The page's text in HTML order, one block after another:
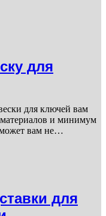
для
для ключей вам
материалов и минимум
вам не…
для